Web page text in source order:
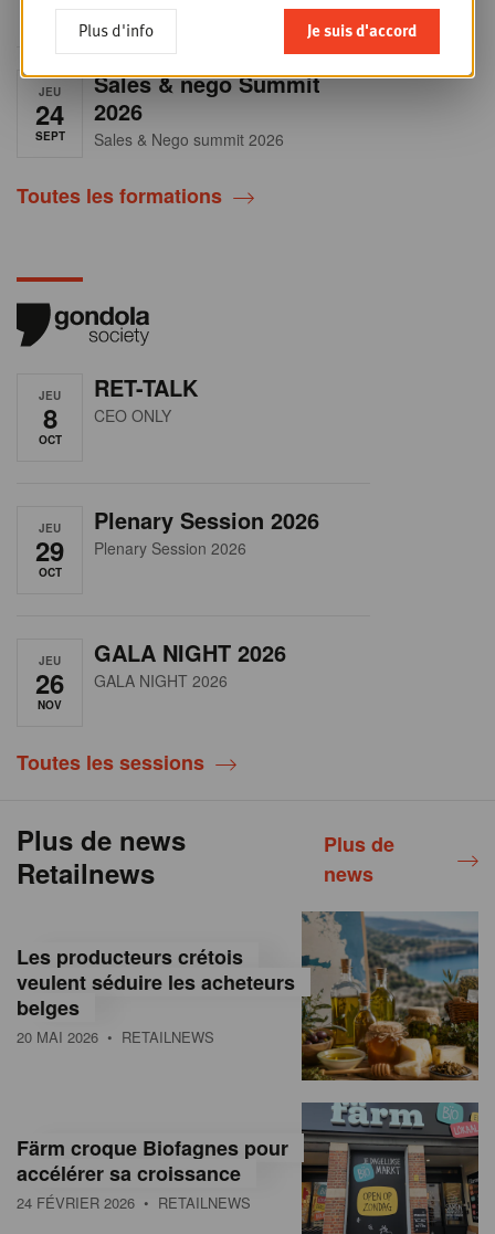
JEU
24
SEPT
Sales & nego Summit
2026
Sales & Nego summit 2026
Toutes les formations
JEU
8
OCT
RET-TALK
CEO ONLY
JEU
29
OCT
Plenary Session 2026
Plenary Session 2026
JEU
26
NOV
GALA NIGHT 2026
GALA NIGHT 2026
Toutes les sessions
Plus de news
Retailnews
Plus de
news
Les producteurs crétois
veulent séduire les acheteurs
belges
20 MAI 2026 • RETAILNEWS
Färm croque Biofagnes pour
accélérer sa croissance
24 FÉVRIER 2026 • RETAILNEWS
Plus d'info Je suis d'accord